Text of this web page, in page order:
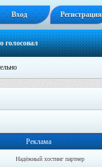
Вход Регистрация
голосовал
Реклама
Надёжный хостинг партнер